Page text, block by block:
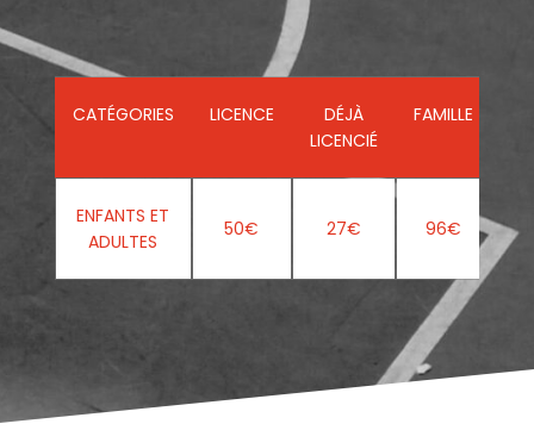
CATÉGORIES LICENCE
DÉJÀ
LICENCIÉ
FAMILLE
ENFANTS ET
ADULTES
50€ 27€ 96€